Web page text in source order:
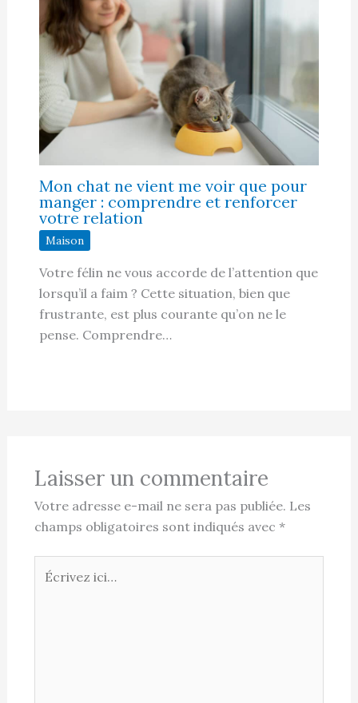
Mon chat ne vient me voir que pour
manger : comprendre et renforcer
votre relation
Maison
Votre félin ne vous accorde de l’attention que
lorsqu’il a faim ? Cette situation, bien que
frustrante, est plus courante qu’on ne le
pense. Comprendre…
Laisser un commentaire
Votre adresse e-mail ne sera pas publiée. Les
champs obligatoires sont indiqués avec *
ici…